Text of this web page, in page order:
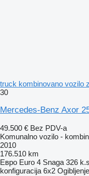
truck kombinovano vozilo
30
Mercedes-Benz Axor
49.500 € Bez PDV-a
Komunalno vozilo -
2010
176.510 km
Евро Euro 4 Snaga 326
konfiguracija 6x2 Ogibljenje